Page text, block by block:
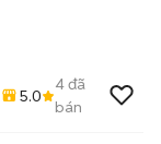
5.0
4đã
bán